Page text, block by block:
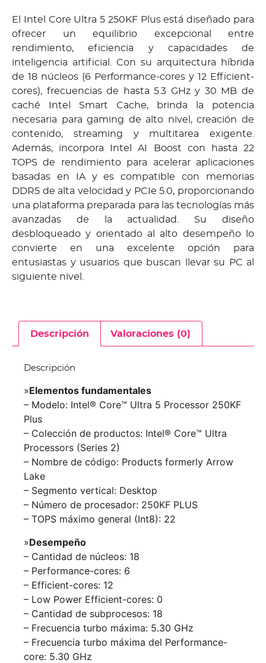
El Intel Core Ultra 5 250KF Plus está diseñado para
ofrecer un equilibrio excepcional entre
rendimiento, eficiencia y capacidades de
inteligencia artificial. Con su arquitectura híbrida
de 18 núcleos (6 Performance-cores y 12 Efficient-
cores), frecuencias de hasta 5.3 GHz y 30 MB de
caché Intel Smart Cache, brinda la potencia
necesaria para gaming de alto nivel, creación de
contenido, streaming y multitarea exigente.
Además, incorpora Intel AI Boost con hasta 22
TOPS de rendimiento para acelerar aplicaciones
basadas en IA y es compatible con memorias
DDR5 de alta velocidad y PCIe 5.0, proporcionando
una plataforma preparada para las tecnologías más
avanzadas de la actualidad. Su diseño
desbloqueado y orientado al alto desempeño lo
convierte en una excelente opción para
entusiastas y usuarios que buscan llevar su PC al
siguiente nivel.
Descripción Valoraciones (0)
Descripción
»Elementos fundamentales
– Modelo: Intel® Core™ Ultra 5 Processor 250KF
Plus
– Colección de productos: Intel® Core™ Ultra
Processors (Series 2)
– Nombre de código: Products formerly Arrow
Lake
– Segmento vertical: Desktop
– Número de procesador: 250KF PLUS
– TOPS máximo general (Int8): 22
»Desempeño
– Cantidad de núcleos: 18
– Performance-cores: 6
– Efficient-cores: 12
– Low Power Efficient-cores: 0
– Cantidad de subprocesos: 18
– Frecuencia turbo máxima: 5.30 GHz
– Frecuencia turbo máxima del Performance-
core: 5.30 GHz